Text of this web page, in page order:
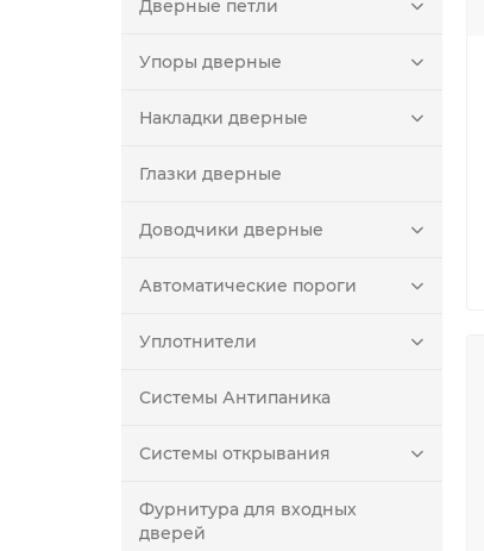
Дверные петли
Упоры дверные
Накладки дверные
Глазки дверные
Доводчики дверные
Автоматические пороги
Уплотнители
Системы Антипаника
Системы открывания
Фурнитура для входных
дверей